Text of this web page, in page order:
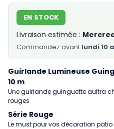
Guirlande Lumineuse
10 m
Une guirlande guinguette aultra
rouges
Série Rouge
Le must pour vos décoration
EN STOCK
Livraison estimée :
Commandez avant lundi 10